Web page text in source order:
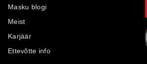
Masku blogi
Meist
Karjäär
Ettevõtte info